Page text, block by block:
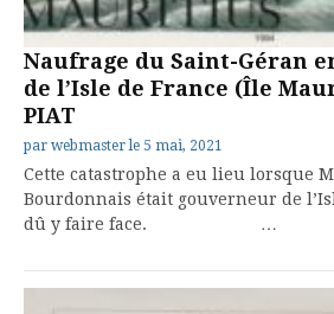
Naufrage du Saint-Géran
de l’Isle de France (Île
PIAT
par webmaster le 5 mai, 2021
Cette catastrophe a eu lieu lorsque
Bourdonnais était gouverneur de
dû y faire face. …